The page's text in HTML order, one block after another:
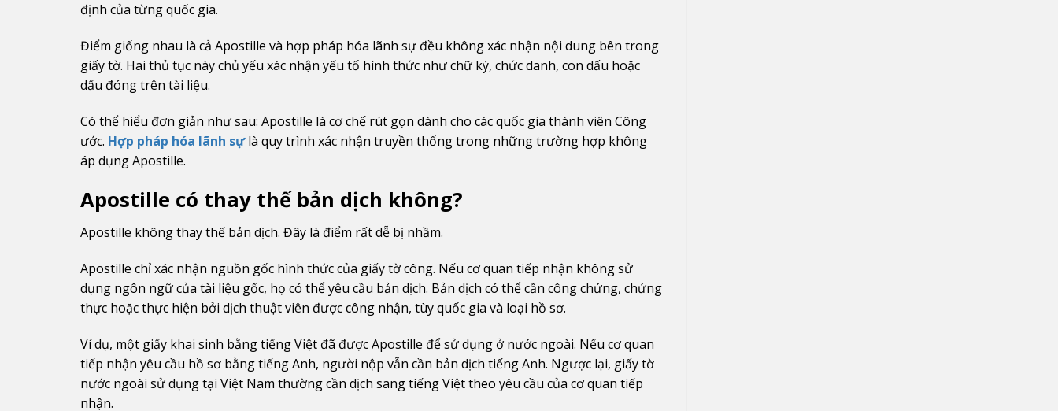
định của từng quốc gia.
Điểm giống nhau là cả Apostille và hợp pháp hóa lãnh sự đều không xác nhận nội dung bên trong
giấy tờ. Hai thủ tục này chủ yếu xác nhận yếu tố hình thức như chữ ký, chức danh, con dấu hoặc
dấu đóng trên tài liệu.
Có thể hiểu đơn giản như sau: Apostille là cơ chế rút gọn dành cho các quốc gia thành viên Công
ước. Hợp pháp hóa lãnh sựlà quy trình xác nhận truyền thống trong những trường hợp không
áp dụng Apostille.
Apostille có thay thế bản dịch không?
Apostille không thay thế bản dịch. Đây là điểm rất dễ bị nhầm.
Apostille chỉ xác nhận nguồn gốc hình thức của giấy tờ công. Nếu cơ quan tiếp nhận không sử
dụng ngôn ngữ của tài liệu gốc, họ có thể yêu cầu bản dịch. Bản dịch có thể cần công chứng, chứng
thực hoặc thực hiện bởi dịch thuật viên được công nhận, tùy quốc gia và loại hồ sơ.
Ví dụ, một giấy khai sinh bằng tiếng Việt đã được Apostille để sử dụng ở nước ngoài. Nếu cơ quan
tiếp nhận yêu cầu hồ sơ bằng tiếng Anh, người nộp vẫn cần bản dịch tiếng Anh. Ngược lại, giấy tờ
nước ngoài sử dụng tại Việt Nam thường cần dịch sang tiếng Việt theo yêu cầu của cơ quan tiếp
nhận.